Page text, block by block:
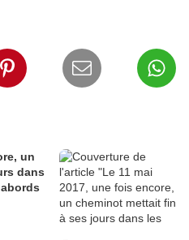
un
dans